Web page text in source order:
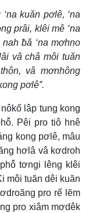
kuăn pơlê, ‘na
prâi, klêi mê ‘na
ƀă ‘na mơhno
vâ châ môi tuăn
vâ mơnhông
pơlê”.
lâp tung kong
Pêi pro tiô hnê
kong pơlê, mâu
hơlâ vâ kơdroh
tơngi lêng klêi
môi tuăn dêi kuăn
pro rế lĕm
pro xiâm mơdêk